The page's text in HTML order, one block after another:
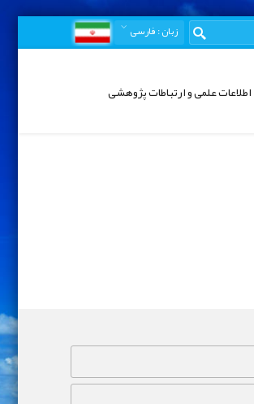
زبان: فارسی
اطلاعات علمی و ارتباطات پژوهشی